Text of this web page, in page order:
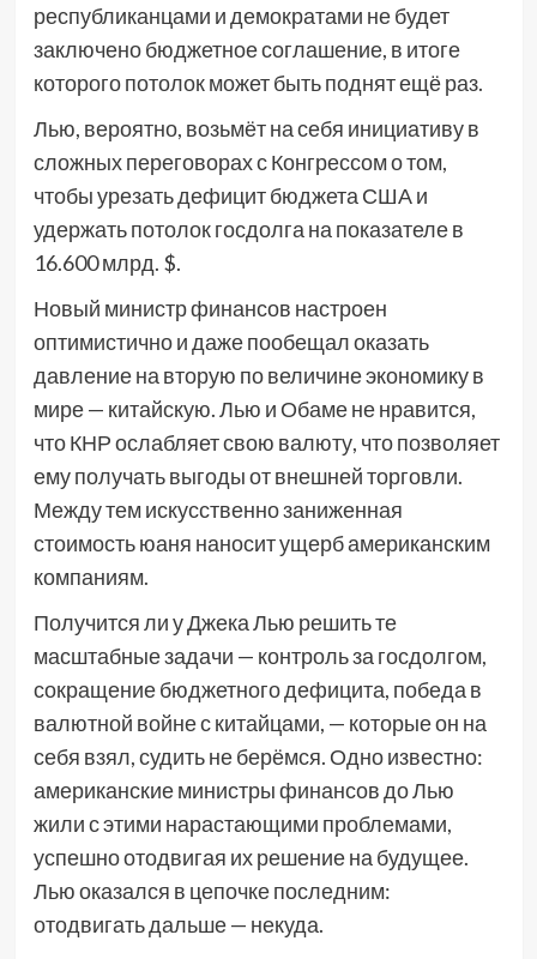
республиканцами и демократами не будет
заключено бюджетное соглашение, в итоге
которого потолок может быть поднят ещё раз.
Лью, вероятно, возьмёт на себя инициативу в
сложных переговорах с Конгрессом о том,
чтобы урезать дефицит бюджета США и
удержать потолок госдолга на показателе в
16.600 млрд. $.
Новый министр финансов настроен
оптимистично и даже пообещал оказать
давление на вторую по величине экономику в
мире — китайскую. Лью и Обаме не нравится,
что КНР ослабляет свою валюту, что позволяет
ему получать выгоды от внешней торговли.
Между тем искусственно заниженная
стоимость юаня наносит ущерб американским
компаниям.
Получится ли у Джека Лью решить те
масштабные задачи — контроль за госдолгом,
сокращение бюджетного дефицита, победа в
валютной войне с китайцами, — которые он на
себя взял, судить не берёмся. Одно известно:
американские министры финансов до Лью
жили с этими нарастающими проблемами,
успешно отодвигая их решение на будущее.
Лью оказался в цепочке последним:
отодвигать дальше — некуда.